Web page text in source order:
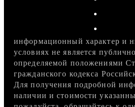
информационный характер и
условиях не является
определяемой положениями
гражданского кодекса
Для получения подробной
наличии и стоимости